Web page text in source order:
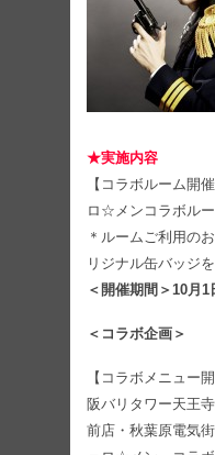
★実施内容
【コラボルーム開
ロ☆メンコラボルー
＊ルームご利用の
リジナル缶バッジ
＜開催期間＞10月1
＜コラボ企画＞
【コラボメニュー
阪バリタワー天王
前店・秋葉原電気